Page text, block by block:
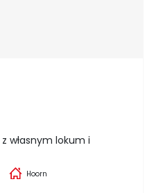
własnym lokum i
Hoorn